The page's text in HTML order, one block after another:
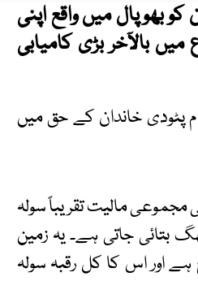
بھوپال میں واقع اپنی
بالآخر بڑی کامیابی
پٹودی خاندان کے حق میں
مجموعی مالیت تقریباً سولہ
بتائی جاتی ہے۔ یہ زمین
ہے اور اس کا کل رقبہ سولہ